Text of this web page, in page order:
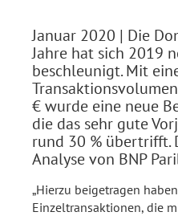
Januar 2020 | Die
Jahre hat sich 2019
beschleunigt. Mit
€ wurde eine neue
die das sehr gute
rund 30 % übertrifft.
Analyse von BNP
„Hierzu beigetragen
Einzeltransaktionen, die